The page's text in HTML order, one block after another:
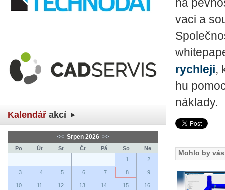
Kalendář akcí
<< Srpen 2026 >>
Po Út St Čt Pá So
Ne
1
2
3 4 5 6 7 8 9
10 11 12 13 14 15 16
na
va­ci a
rych­le­ji,
hu
ná­kla­dy.
Mohlo by